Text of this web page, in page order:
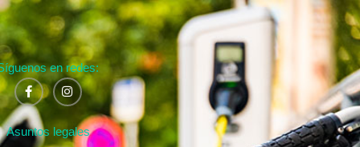
en redes:
Asuntos legales